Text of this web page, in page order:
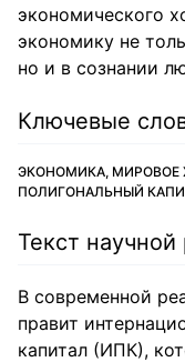
экономического
экономику не
но и в сознании
Ключевые
ЭКОНОМИКА, МИРОВОЕ
ПОЛИГОНАЛЬНЫЙ
Текст научной
В современной
правит
капитал (ИПК),